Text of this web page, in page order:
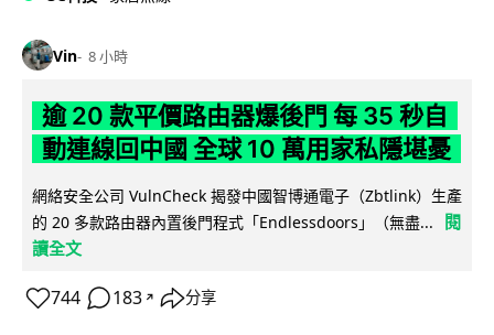
Vin 8 小時
逾 20 款平價路由器爆後門 每 35 秒自
動連線回中國 全球 10 萬用家私隱堪憂
網絡安全公司 VulnCheck 揭發中國智博通電子（Zbtlink）生產
的 20 多款路由器內置後門程式「Endlessdoors」（無盡...
閱
讀全文
744 183 ↗ 分享